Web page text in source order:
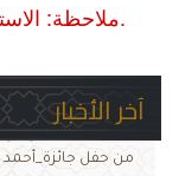
ملاحظة: الاستمارة غير المكتملة سيتم استبعادها.
آخر الأخبار
من حفل جائزة_أحمد